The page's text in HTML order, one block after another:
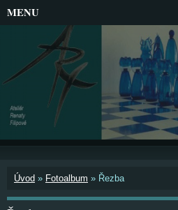
Úvod » Fotoalbum » Řezba
MENU